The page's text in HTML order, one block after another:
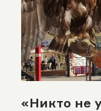
«Никто не